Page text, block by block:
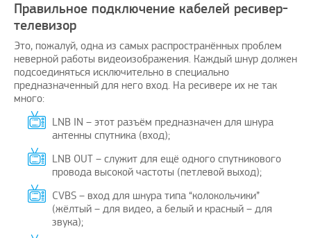
зарубежных услуг…
AmigoPay.ru | 10.3.2021
Правильное подключение кабелей ресивер-
телевизор
Это, пожалуй, одна из самых распространённых проблем
неверной работы видеоизображения. Каждый шнур должен
подсоединяться исключительно в специально
предназначенный для него вход. На ресивере их не так
много:
LNB IN – этот разъём предназначен для шнура
антенны спутника (вход);
LNB OUT – служит для ещё одного спутникового
провода высокой частоты (петлевой выход);
CVBS – вход для шнура типа “колокольчики”
(жёлтый – для видео, а белый и красный – для
звука);